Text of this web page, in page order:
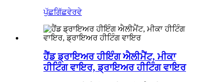
ਪੁੱਛਗਿੱਛਵੇਰਵੇ
ਹੈਂਡ ਡ੍ਰਾਇਅਰ ਹੀਇੰਗ ਐਲੀਮੈਂਟ, ਮੀਕਾ
ਹੀਟਿੰਗ ਵਾਇਰ, ਡ੍ਰਾਇਅਰ ਹੀਟਿੰਗ ਵਾਇਰ